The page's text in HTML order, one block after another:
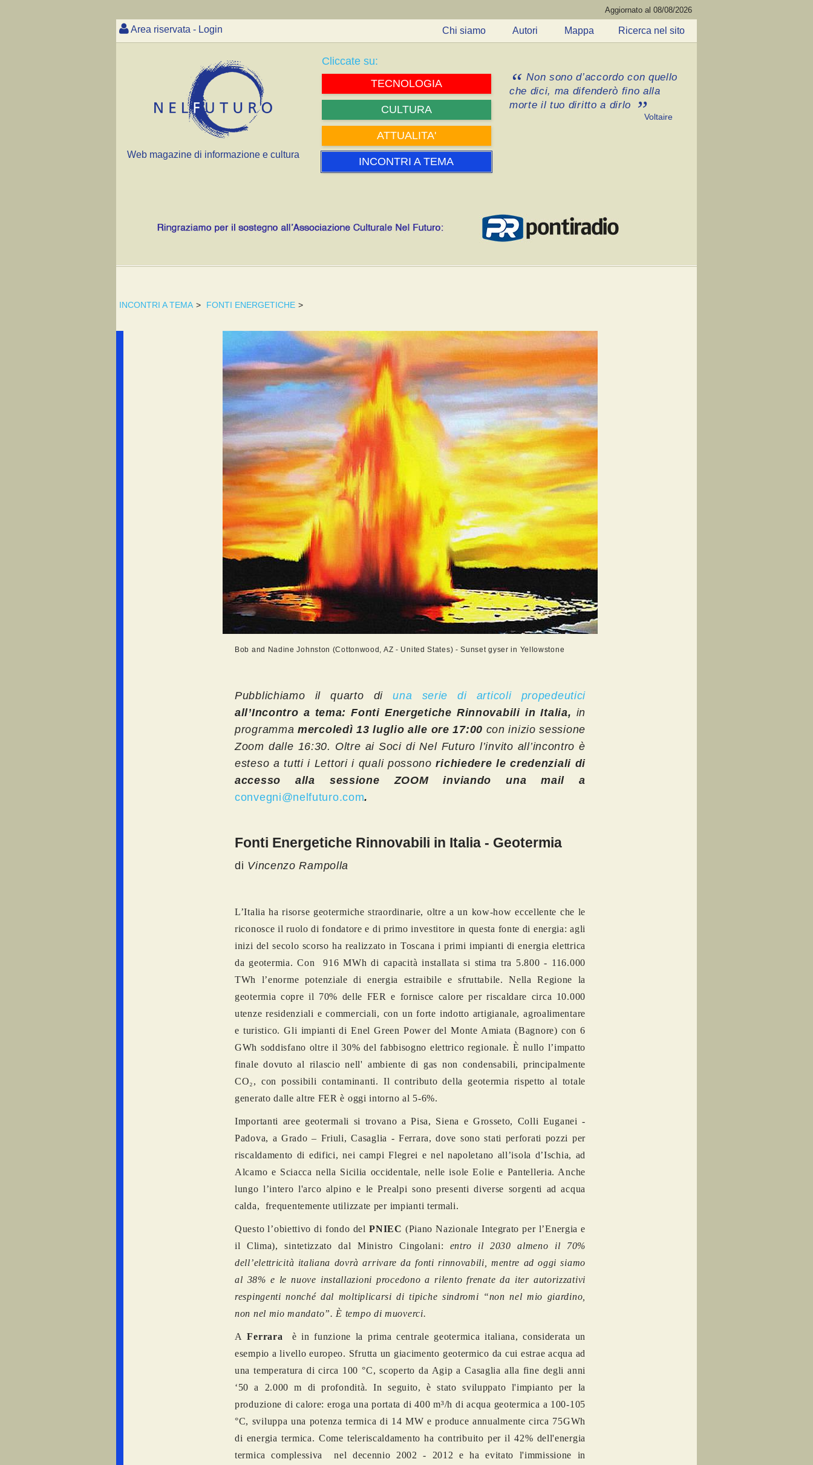
Aggiornato al 08/08/2026
Area riservata - Login Chi siamo Autori Mappa Ricerca nel sito
Web magazine di informazione e cultura
Cliccate su:
TECNOLOGIA
CULTURA
ATTUALITA'
INCONTRI A TEMA
Non sono d’accordo con quello
che dici, ma difenderò fino alla
morte il tuo diritto a dirlo
Voltaire
INCONTRI A TEMA > FONTI ENERGETICHE >
Bob and Nadine Johnston (Cottonwood, AZ - United States) - Sunset gyser in Yellowstone
Pubblichiamo il quarto di una serie di articoli propedeutici
all’Incontro a tema: Fonti Energetiche Rinnovabili in Italia, in
programmamercoledì 13 luglio alle ore 17:00 con inizio sessione
Zoom dalle 16:30. Oltre ai Soci di Nel Futuro l’invito all’incontro è
esteso a tutti i Lettori i quali possonorichiedere le credenziali di
accesso alla sessione ZOOM inviando una mail a
convegni@nelfuturo.com.
Fonti Energetiche Rinnovabili in Italia - Geotermia
di Vincenzo Rampolla
L’Italia ha risorse geotermiche straordinarie, oltre a un kow-how eccellente che le
riconosce il ruolo di fondatore e di primo investitore in questa fonte di energia: agli
inizi del secolo scorso ha realizzato in Toscana i primi impianti di energia elettrica
da geotermia. Con 916 MWh di capacità installata si stima tra 5.800 - 116.000
TWh l’enorme potenziale di energia estraibile e sfruttabile. Nella Regione la
geotermia copre il 70% delle FER e fornisce calore per riscaldare circa 10.000
utenze residenziali e commerciali, con un forte indotto artigianale, agroalimentare
e turistico. Gli impianti di Enel Green Power del Monte Amiata (Bagnore) con 6
GWh soddisfano oltre il 30% del fabbisogno elettrico regionale. È nullo l’impatto
finale dovuto al rilascio nell' ambiente di gas non condensabili, principalmente
CO₂, con possibili contaminanti. Il contributo della geotermia rispetto al totale
generato dalle altre FER è oggi intorno al 5-6%.
Importanti aree geotermali si trovano a Pisa, Siena e Grosseto, Colli Euganei -
Padova, a Grado – Friuli, Casaglia - Ferrara, dove sono stati perforati pozzi per
riscaldamento di edifici, nei campi Flegrei e nel napoletano all’isola d’Ischia, ad
Alcamo e Sciacca nella Sicilia occidentale, nelle isole Eolie e Pantelleria. Anche
lungo l’intero l'arco alpino e le Prealpi sono presenti diverse sorgenti ad acqua
calda, frequentemente utilizzate per impianti termali.
Questo l’obiettivo di fondo delPNIEC (Piano Nazionale Integrato per l’Energia e
il Clima), sintetizzato dal Ministro Cingolani: entro il 2030 almeno il 70%
dell’elettricità italiana dovrà arrivare da fonti rinnovabili, mentre ad oggi siamo
al 38% e le nuove installazioni procedono a rilento frenate da iter autorizzativi
respingenti nonché dal moltiplicarsi di tipiche sindromi “non nel mio giardino,
non nel mio mandato”. È tempo di muoverci.
A Ferrara
è in funzione la prima centrale geotermica italiana, considerata un
esempio a livello europeo. Sfrutta un giacimento geotermico da cui estrae acqua ad
una temperatura di circa 100 °C, scoperto da Agip a Casaglia alla fine degli anni
‘50 a 2.000 m di profondità. In seguito, è stato sviluppato l'impianto per la
produzione di calore: eroga una portata di 400 m³/h di acqua geotermica a 100-105
°C, sviluppa una potenza termica di 14 MW e produce annualmente circa 75GWh
di energia termica. Come teleriscaldamento ha contribuito per il 42% dell'energia
termica complessiva nel decennio 2002 - 2012 e ha evitato l'immissione in